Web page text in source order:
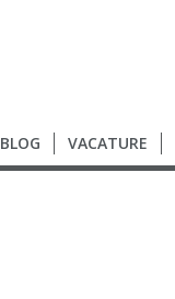
BLOG VACATURE